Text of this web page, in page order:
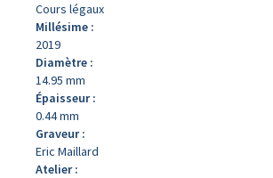
Cours légaux
Millésime :
2019
Diamètre :
14.95 mm
Épaisseur :
0.44 mm
Graveur :
Eric Maillard
Atelier :